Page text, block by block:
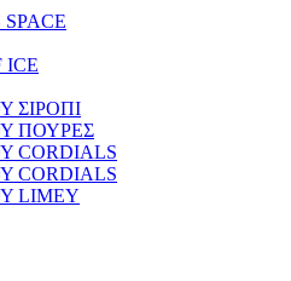
ICE
ΣΙΡΟΠΙ
ΠΟΥΡΕΣ
CORDIALS
CORDIALS
LIMEY